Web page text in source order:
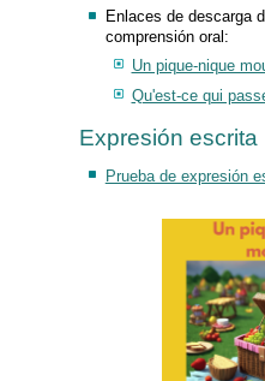
Enlaces de descarga
comprensión oral:
Un pique-nique
Qu'est-ce qui
Expresión escrita
Prueba de expresión